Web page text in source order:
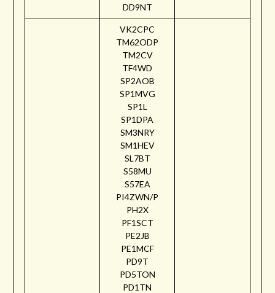
DD9NT
VK2CPC
TM62ODP
TM2CV
TF4WD
SP2AOB
SP1MVG
SP1L
SP1DPA
SM3NRY
SM1HEV
SL7BT
S58MU
S57EA
PI4ZWN/P
PH2X
PF1SCT
PE2JB
PE1MCF
PD9T
PD5TON
PD1TN